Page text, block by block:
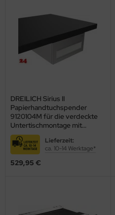
DREILICH Sirius II
Papierhandtuchspender
9120104M für die verdeckte
Untertischmontage mit
verdecktem Magnetschloss
(2002040007)Lieferzeit:
ca. 10-14 Werktage*
529,95 €